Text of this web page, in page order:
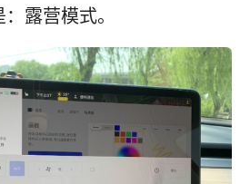
露营模式。